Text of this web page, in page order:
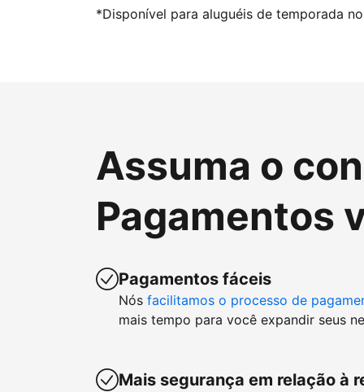
*Disponível para aluguéis de temporada
Assuma o
Pagamentos
Pagamentos fáceis
Nós facilitamos o processo de
mais tempo para você expandir seus
Mais segurança em relação à